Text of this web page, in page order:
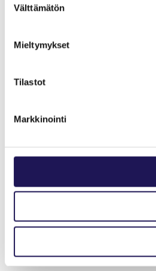
valinta
Välttämätön
Mieltymykset
Tilastot
Markkinointi